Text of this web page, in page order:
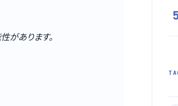
があります。